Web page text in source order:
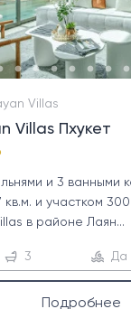
Villas
Villas Пхукет
и 3 ванными
и участком
в районе Лаян...
3 Да
Подробнее